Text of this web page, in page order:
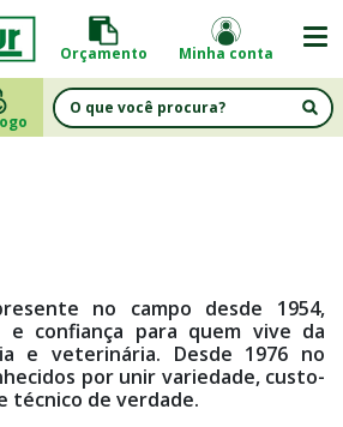
Orçamento Minha conta
no campo desde 1954,
e confiança para quem vive da
e veterinária. Desde 1976 no
por unir variedade, custo-
técnico de verdade.